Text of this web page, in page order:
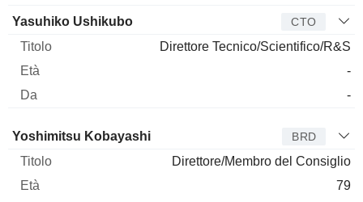
Yasuhiko Ushikubo CTO
Direttore Tecnico/Scientifico/R&S
-
-
Amministratore Titolo Età
Yoshimitsu Kobayashi BRD
Direttore/Membro del Consiglio
79